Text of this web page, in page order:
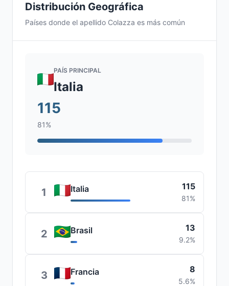
Distribución Geográfica
Países donde el apellido Colazza es más común
PAÍS PRINCIPAL
Italia
115
81%
1 Italia 115
81%
2 Brasil 13
9.2%
3 Francia 8
5.6%